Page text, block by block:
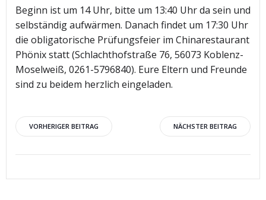
Beginn ist um 14 Uhr, bitte um 13:40 Uhr da sein und
selbständig aufwärmen. Danach findet um 17:30 Uhr
die obligatorische Prüfungsfeier im Chinarestaurant
Phönix statt (Schlachthofstraße 76, 56073 Koblenz-
Moselweiß, 0261-5796840). Eure Eltern und Freunde
sind zu beidem herzlich eingeladen.
Beitragsnavigation
VORHERIGER BEITRAG NÄCHSTER BEITRAG